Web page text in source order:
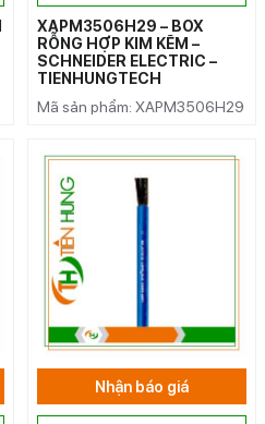
XAPM3506H29 – BOX
RỖNG HỢP KIM KẼM –
SCHNEIDER ELECTRIC –
TIENHUNGTECH
Mã sản phẩm: XAPM3506H29
Nhận báo giá